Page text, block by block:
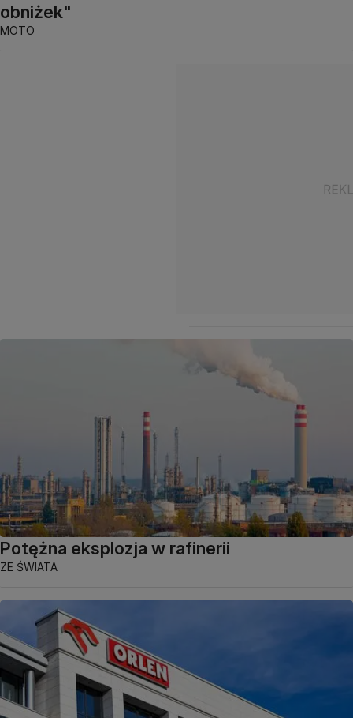
obniżek"
MOTO
Potężna eksplozja w rafinerii
ZE ŚWIATA